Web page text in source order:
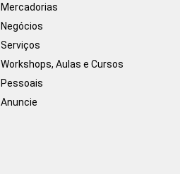
Mercadorias
Negócios
Serviços
Workshops, Aulas e Cursos
Pessoais
Anuncie